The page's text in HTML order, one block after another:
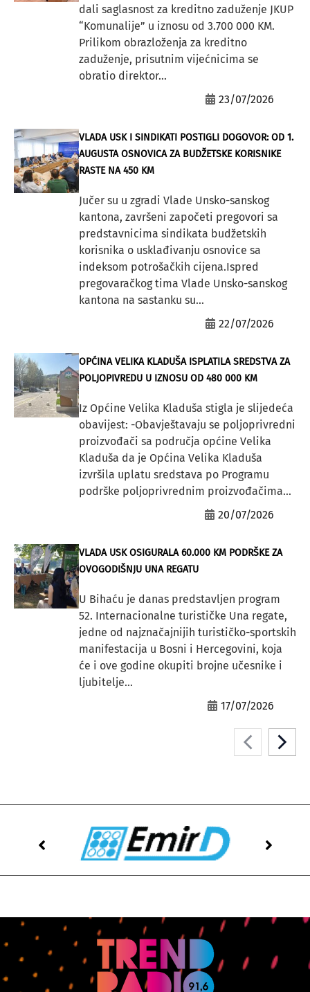
dali saglasnost za kreditno zaduženje JKUP
“Komunalije” u iznosu od 3.700 000 KM.
Prilikom obrazloženja za kreditno
zaduženje, prisutnim vijećnicima se
obratio direktor...
23/07/2026
VLADA USK I SINDIKATI POSTIGLI DOGOVOR: OD 1.
AUGUSTA OSNOVICA ZA BUDŽETSKE KORISNIKE
RASTE NA 450 KM
Jučer su u zgradi Vlade Unsko-sanskog
kantona, završeni započeti pregovori sa
predstavnicima sindikata budžetskih
korisnika o usklađivanju osnovice sa
indeksom potrošačkih cijena.Ispred
pregovaračkog tima Vlade Unsko-sanskog
kantona na sastanku su...
22/07/2026
OPĆINA VELIKA KLADUŠA ISPLATILA SREDSTVA ZA
POLJOPIVREDU U IZNOSU OD 480 000 KM
Iz Općine Velika Kladuša stigla je slijedeća
obavijest: -Obavještavaju se poljoprivredni
proizvođači sa područja općine Velika
Kladuša da je Općina Velika Kladuša
izvršila uplatu sredstava po Programu
podrške poljoprivrednim proizvođačima...
20/07/2026
VLADA USK OSIGURALA 60.000 KM PODRŠKE ZA
OVOGODIŠNJU UNA REGATU
U Bihaću je danas predstavljen program
52. Internacionalne turističke Una regate,
jedne od najznačajnijih turističko-sportskih
manifestacija u Bosni i Hercegovini, koja
će i ove godine okupiti brojne učesnike i
ljubitelje...
17/07/2026